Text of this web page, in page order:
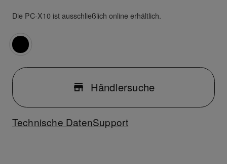
Die PC-X10 ist ausschließlich online erhältlich.
Händlersuche
Technische DatenSupport